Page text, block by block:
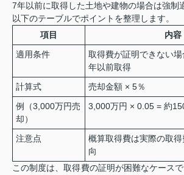
7年以前に取得した土地や建物の場合は強制
以下のテーブルでポイントを整理します。
項目
内容
適用条件
取得費が証明できない
年以前取得
計算式
売却金額 × 5％
例（3,000万円売
却）
3,000万円 × 0.05 = 約
注意点
概算取得費は実際の取
向
この制度は、取得費の証明が困難なケース